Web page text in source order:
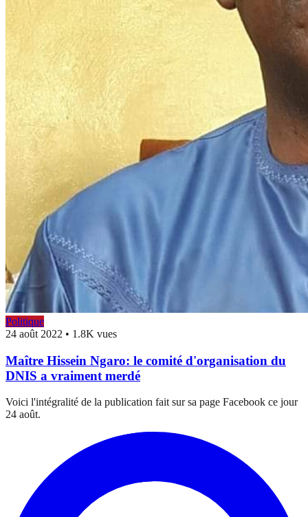
Politique
24 août 2022 • 1.8K vues
Maître Hissein Ngaro: le comité d'organisation du
DNIS a vraiment merdé
Voici l'intégralité de la publication fait sur sa page Facebook ce jour
24 août.